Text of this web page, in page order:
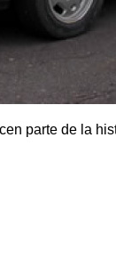
parte de la